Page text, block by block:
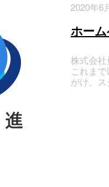
2020年6
ホーム
株式会社
これま
がけ、